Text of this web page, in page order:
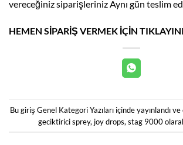
vereceğiniz siparişleriniz Aynı gün teslim
HEMEN SİPARİŞ VERMEK İÇİN
Bu giriş Genel Kategori Yazıları içinde yayınlandı ve
geciktirici sprey, joy drops, stag 9000